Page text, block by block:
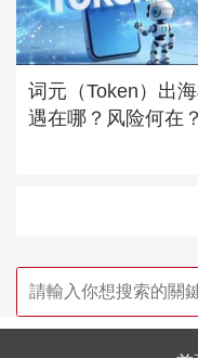
词元（Token）出
遇在哪？风险何在？